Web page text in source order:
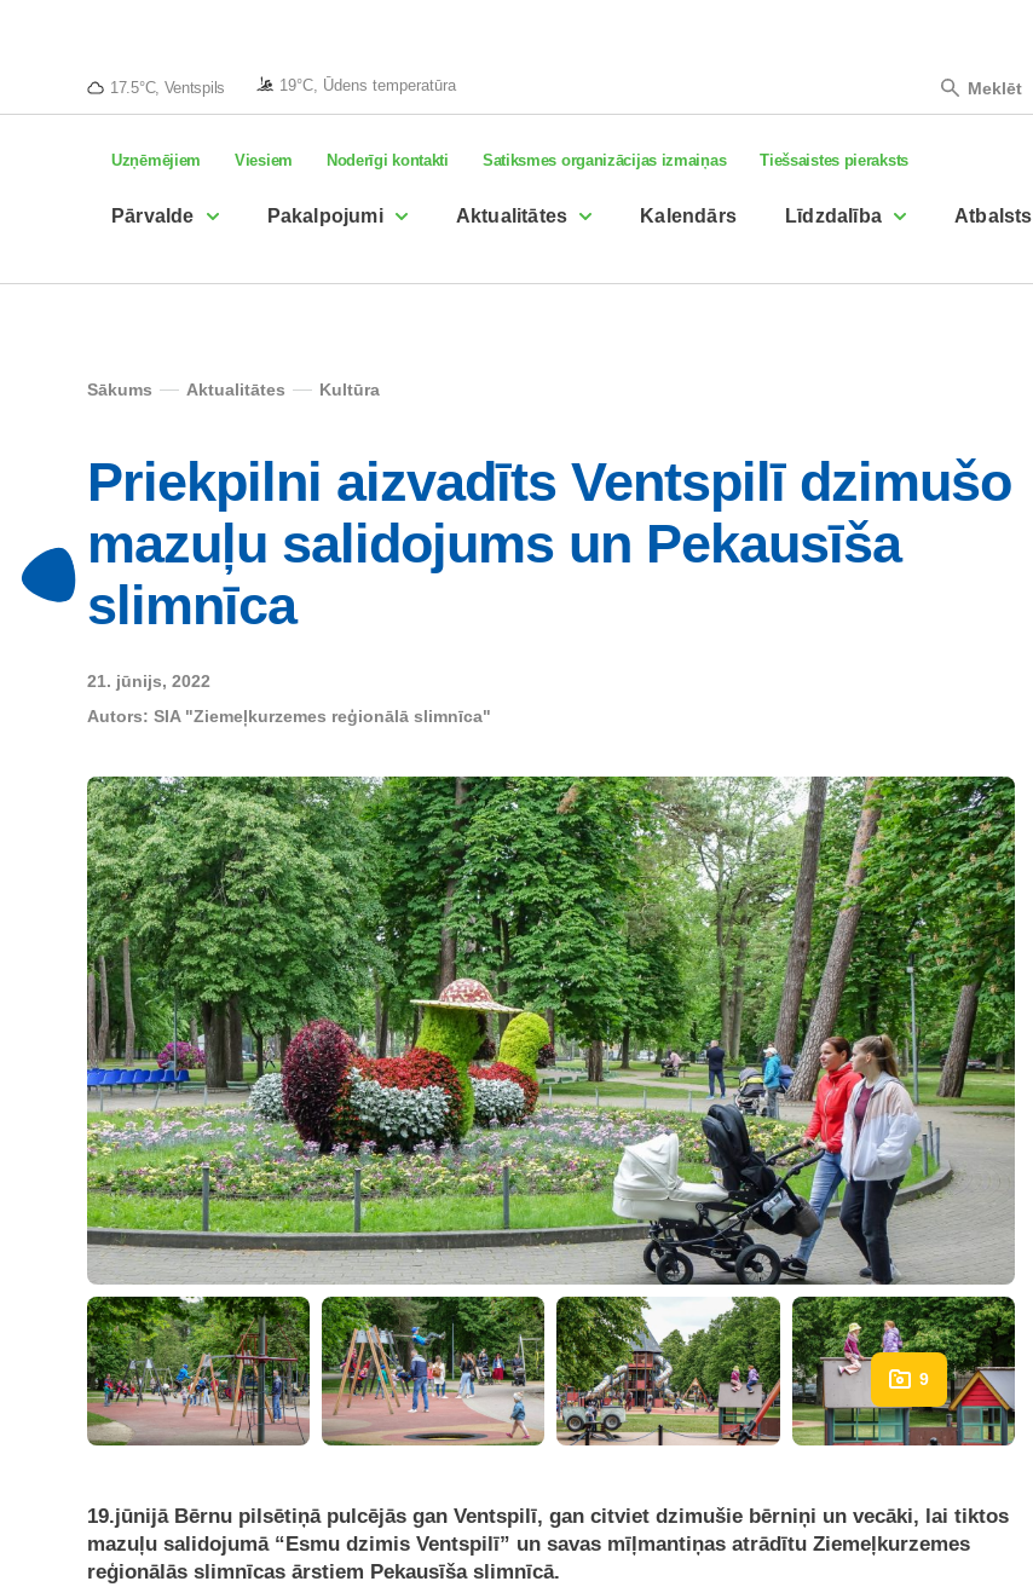
17.5°C, Ventspils 19°C, Ūdens temperatūra Meklēt
Uzņēmējiem Viesiem Noderīgi kontakti Satiksmes organizācijas izmaiņas Tiešsaistes pieraksts
Pārvalde Pakalpojumi Aktualitātes Kalendārs Līdzdalība Atbalsts
Sākums Aktualitātes Kultūra
Priekpilni aizvadīts Ventspilī dzimušo
mazuļu salidojums un Pekausīša
slimnīca
21. jūnijs, 2022
Autors: SIA "Ziemeļkurzemes reģionālā slimnīca"
9
19.jūnijā Bērnu pilsētiņā pulcējās gan Ventspilī, gan citviet dzimušie bērniņi un vecāki, lai tiktos
mazuļu salidojumā “Esmu dzimis Ventspilī” un savas mīļmantiņas atrādītu Ziemeļkurzemes
reģionālās slimnīcas ārstiem Pekausīša slimnīcā.